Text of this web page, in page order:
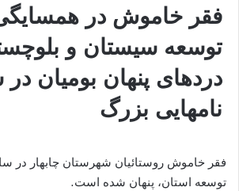
فقر خاموش در
توسعه سیستان و
دردهای پنهان بومیان در
نامهایی بزرگ
فقر خاموش روستائیان شهرستان چابهار در
توسعه استان، پنهان شده است.